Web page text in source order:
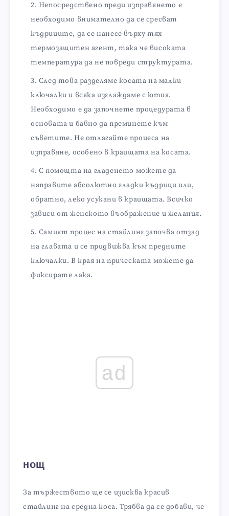
Непосредствено преди изправянето е
необходимо внимателно да се сресват
къдриците, да се нанесе върху тях
термозащитен агент, така че високата
температура да не повреди структурата.
След това разделяме косата на малки
ключалки и всяка изглаждаме с ютия.
Необходимо е да започнете процедурата в
основата и бавно да преминете към
съветите. Не отлагайте процеса на
изправяне, особено в краищата на косата.
С помощта на гладенето можете да
направите абсолютно гладки къдрици или,
обратно, леко усукани в краищата. Всичко
зависи от женското въображение и желания.
Самият процес на стайлинг започва отзад
на главата и се придвижва към предните
ключалки. В края на прическата можете да
фиксирате лака.
ad
нощ
За тържеството ще се изисква красив
стайлинг на средна коса. Трябва да се добави, че